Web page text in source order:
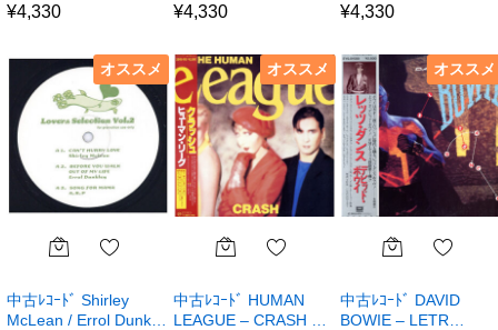
¥4,330 ¥4,330 ¥4,330
オススメ
中古ﾚｺｰﾄﾞ Shirley
McLean / Errol Dunk…
オススメ
中古ﾚｺｰﾄﾞ HUMAN
LEAGUE – CRASH …
オススメ
中古ﾚｺｰﾄﾞ DAVID
BOWIE – LETR…